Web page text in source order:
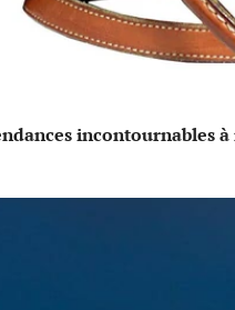
incontournables